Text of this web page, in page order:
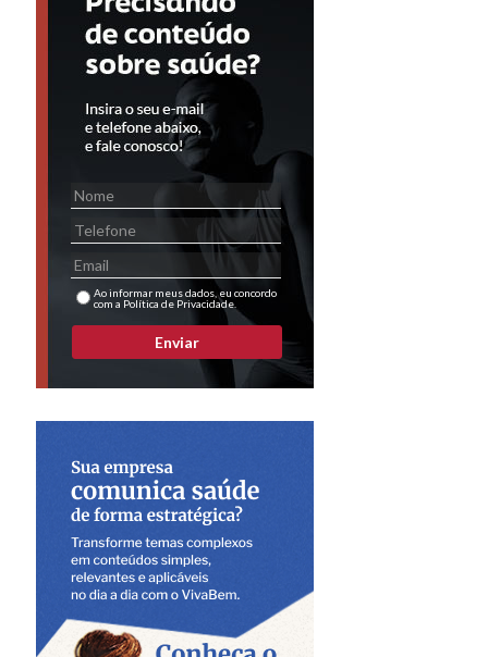
Ao informar meus dados, eu concordo
com a Política de Privacidade.
Enviar